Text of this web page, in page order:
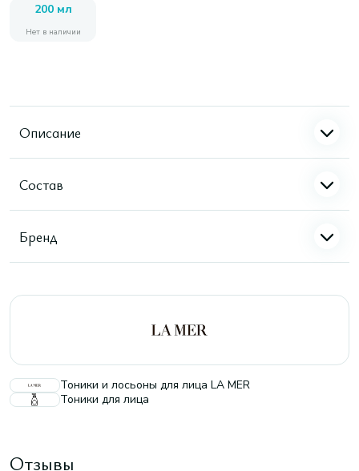
200 мл
Нет в наличии
Описание
Состав
Бренд
Тоники и лосьоны для лица LA MER
Тоники для лица
Отзывы